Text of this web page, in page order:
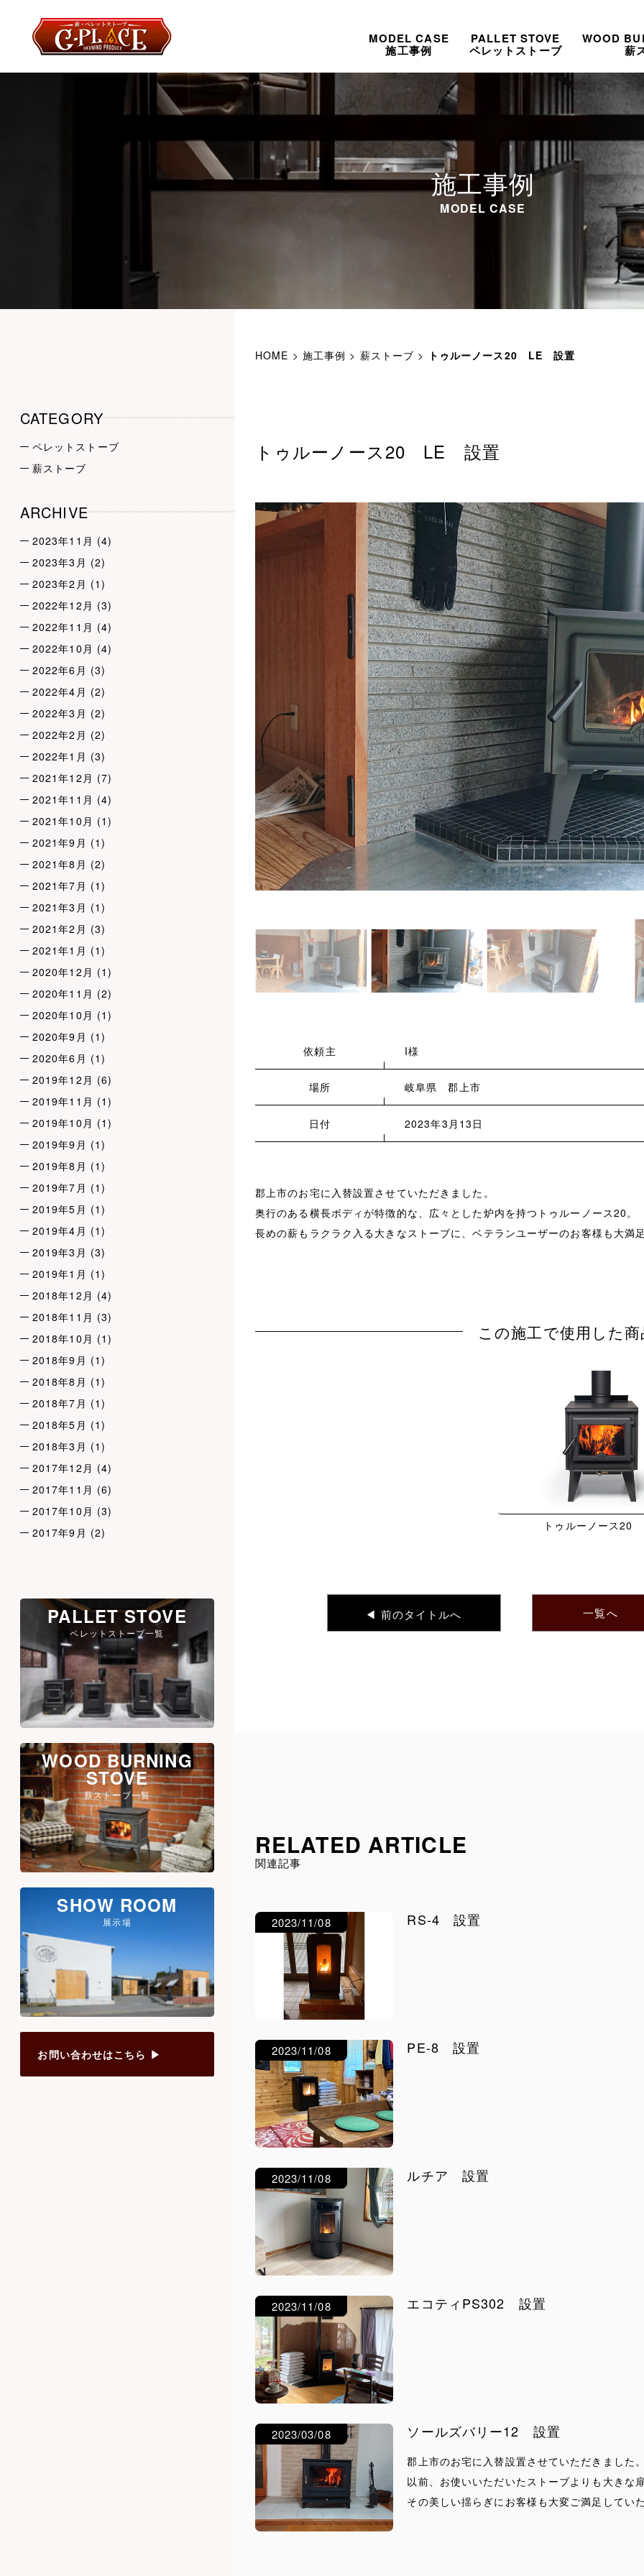
MODEL CASE
施工事例
PALLET STOVE
ペレットストーブ
WOOD
薪
施工事例
MODEL CASE
CATEGORY
ペレットストーブ
薪ストーブ
ARCHIVE
2023年11月 (4)
2023年3月 (2)
2023年2月 (1)
2022年12月 (3)
2022年11月 (4)
2022年10月 (4)
2022年6月 (3)
2022年4月 (2)
2022年3月 (2)
2022年2月 (2)
2022年1月 (3)
2021年12月 (7)
2021年11月 (4)
2021年10月 (1)
2021年9月 (1)
2021年8月 (2)
2021年7月 (1)
2021年3月 (1)
2021年2月 (3)
2021年1月 (1)
2020年12月 (1)
2020年11月 (2)
2020年10月 (1)
2020年9月 (1)
2020年6月 (1)
2019年12月 (6)
2019年11月 (1)
2019年10月 (1)
2019年9月 (1)
2019年8月 (1)
2019年7月 (1)
2019年5月 (1)
2019年4月 (1)
2019年3月 (3)
2019年1月 (1)
2018年12月 (4)
2018年11月 (3)
2018年10月 (1)
2018年9月 (1)
2018年8月 (1)
2018年7月 (1)
2018年5月 (1)
2018年3月 (1)
2017年12月 (4)
2017年11月 (6)
2017年10月 (3)
2017年9月 (2)
PALLET STOVE
ペレットストーブ一覧
WOOD BURNING
STOVE
薪ストーブ一覧
SHOW ROOM
展示場
お問い合わせはこちら ▶︎
HOME > 施工事例 > 薪ストーブ > トゥルーノース20 LE 設置
トゥルーノース20 LE 設置
依頼主 I様
場所 岐阜県 郡上市
日付 2023年3月13日
郡上市のお宅に入替設置させていただきました。
奥行のある横長ボディが特徴的な、広々とした炉内を持つトゥルーノース20。
長めの薪もラクラク入る大きなストーブに、ベテランユーザーのお客様も大満
この施工で使用した
トゥルーノース20
◀︎ 前のタイトルへ 一覧へ
RELATED ARTICLE
関連記事
2023/11/08 RS-4 設置
2023/11/08 PE-8 設置
2023/11/08 ルチア 設置
2023/11/08 エコティPS302 設置
2023/03/08 ソールズバリー12 設置
郡上市のお宅に入替設置させていただきました。
以前、お使いいただいたストーブよりも大きな
その美しい揺らぎにお客様も大変ご満足してい